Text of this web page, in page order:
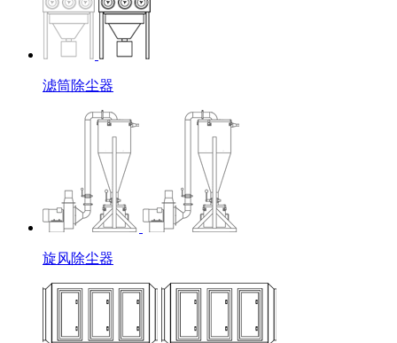
滤筒除尘器
旋风除尘器